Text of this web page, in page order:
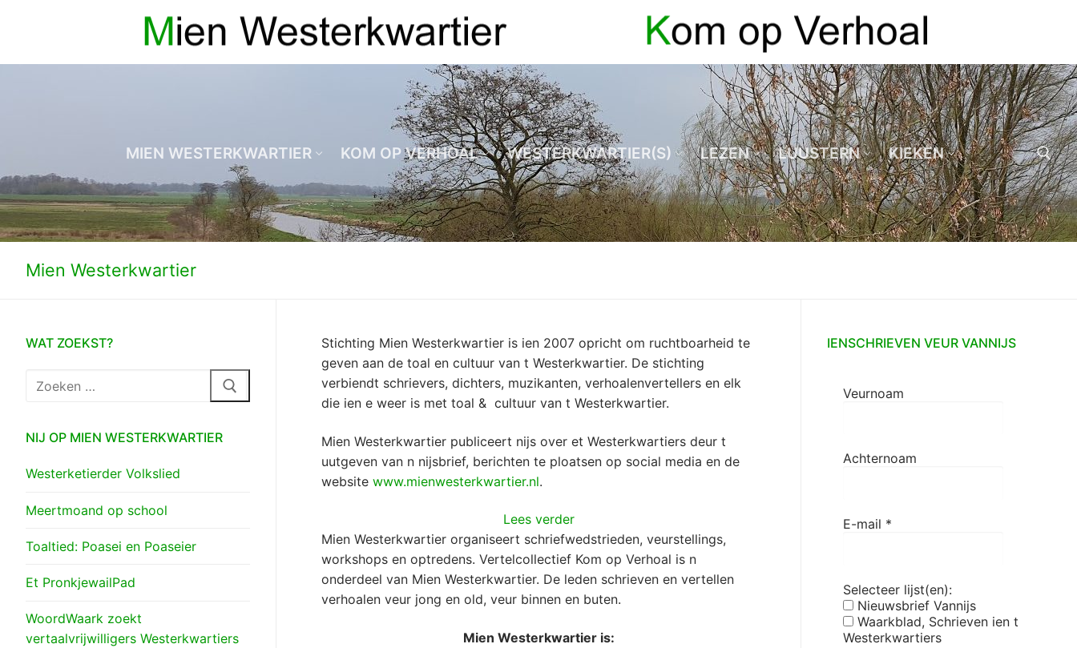
inhoud
MIEN WESTERKWARTIER KOM OP VERHOAL WESTERKWARTIER(S) LEZEN LUUSTERN KIEKEN
Zoeken naar:
Mien Westerkwartier
Stichting Mien Westerkwartier is ien 2007 opricht om ruchtboarheid te
geven aan de toal en cultuur van t Westerkwartier. De stichting
verbiendt schrievers, dichters, muzikanten, verhoalenvertellers en elk
die ien e weer is met toal & cultuur van t Westerkwartier.
Mien Westerkwartier publiceert nijs over et Westerkwartiers deur t
uutgeven van n nijsbrief, berichten te ploatsen op social media en de
website www.mienwesterkwartier.nl.
Lees verder:
Mien
Westerkwartier
Mien Westerkwartier organiseert schriefwedstrieden, veurstellings,
workshops en optredens. Vertelcollectief Kom op Verhoal is n
onderdeel van Mien Westerkwartier. De leden schrieven en vertellen
verhoalen veur jong en old, veur binnen en buten.
Mien Westerkwartier is:
IENSCHRIEVEN VEUR VANNIJS
Veurnoam
Achternoam
E-mail *
Selecteer lijst(en):
Nieuwsbrief Vannijs
Waarkblad, Schrieven ien t
Westerkwartiers
WAT ZOEKST?
Zoeken
NIJ OP MIEN WESTERKWARTIER
Westerketierder Volkslied
Meertmoand op school
Toaltied: Poasei en Poaseier
Et PronkjewailPad
WoordWaark zoekt
vertaalvrijwilligers Westerkwartiers